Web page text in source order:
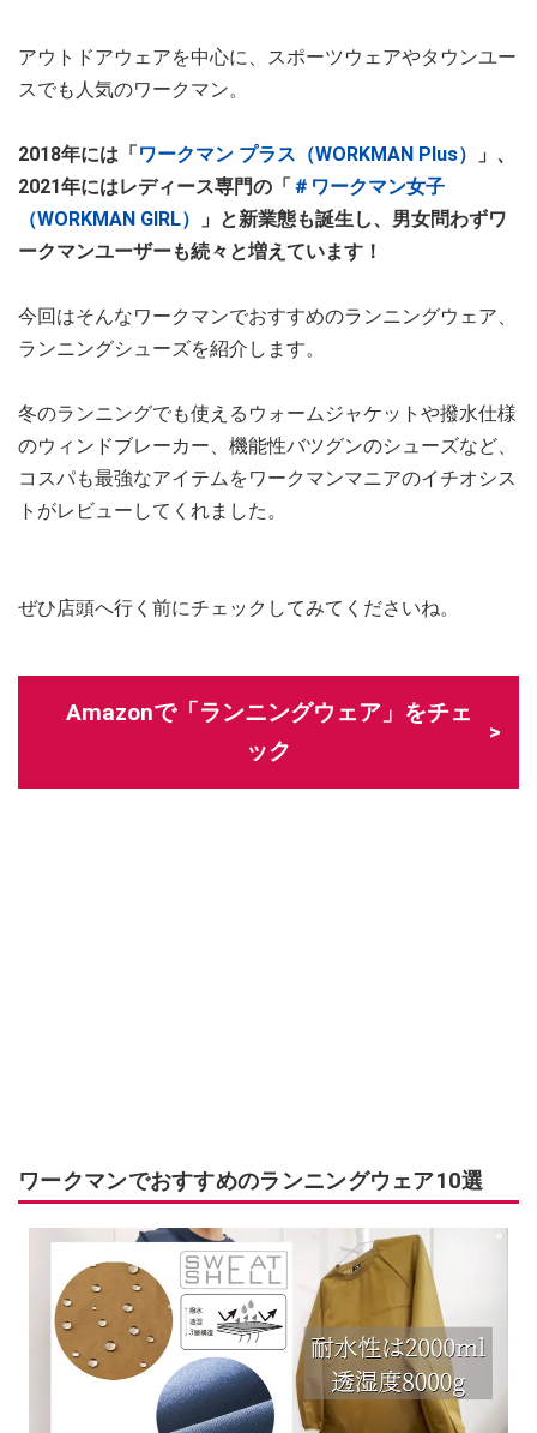
アウトドアウェアを中心に、スポーツウェアやタウンユー
スでも人気のワークマン。
2018年には「ワークマン プラス（WORKMAN Plus）
」、
2021年にはレディース専門の「 ＃ワークマン女子
（WORKMAN GIRL）
」と新業態も誕生し、男女問わずワ
ークマンユーザーも続々と増えています！
今回はそんなワークマンでおすすめのランニングウェア、
ランニングシューズを紹介します。
冬のランニングでも使えるウォームジャケットや撥水仕様
のウィンドブレーカー、機能性バツグンのシューズなど、
コスパも最強なアイテムをワークマンマニアのイチオシス
トがレビューしてくれました。
ぜひ店頭へ行く前にチェックしてみてくださいね。
Amazonで「ランニングウェア」をチェ
ック
ワークマンでおすすめのランニングウェア10選